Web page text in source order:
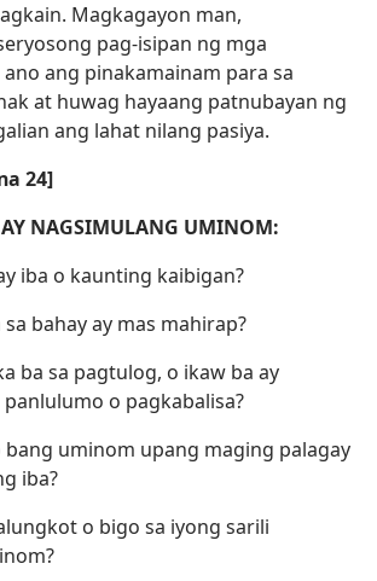
Magkagayon man,
pag-isipan ng mga
ang pinakamainam para sa
at huwag hayaang patnubayan ng
ang lahat nilang pasiya.
24]
NAGSIMULANG UMINOM:
iba o kaunting kaibigan?
bahay ay mas mahirap?
ba sa pagtulog, o ikaw ba ay
o pagkabalisa?
uminom upang maging palagay
iba?
o bigo sa iyong sarili